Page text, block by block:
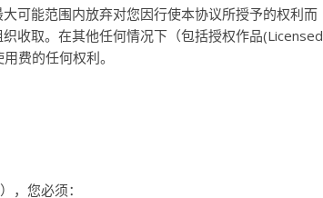
可能范围内放弃对您因行使本协议所授予的权利而
收取。在其他任何情况下（包括授权作品(Licensed
费的任何权利。
，您必须：